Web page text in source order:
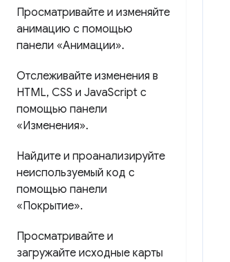
Просматривайте и изменяйте
анимацию с помощью
панели «Анимации».
Отслеживайте изменения в
HTML, CSS и JavaScript с
помощью панели
«Изменения».
Найдите и проанализируйте
неиспользуемый код с
помощью панели
«Покрытие».
Просматривайте и
загружайте исходные карты